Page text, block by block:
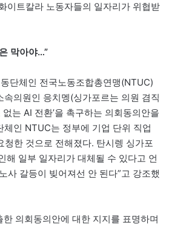
이트칼라 노동자들의 일자리가 위협받
막아야…”
단체인 전국노동조합총연맹(NTUC)
속의원인 응치멩(싱가포르는 의원 겸직
는 AI 전환’을 촉구하는 의회동의안을
체인 NTUC는 정부에 기업 단위 직업
청한 것으로 전해졌다. 탄시렝 싱가포
해 일부 일자리가 대체될 수 있다고 언
사 갈등이 빚어져선 안 된다”고 강조했
의회동의안에 대한 지지를 표명하며